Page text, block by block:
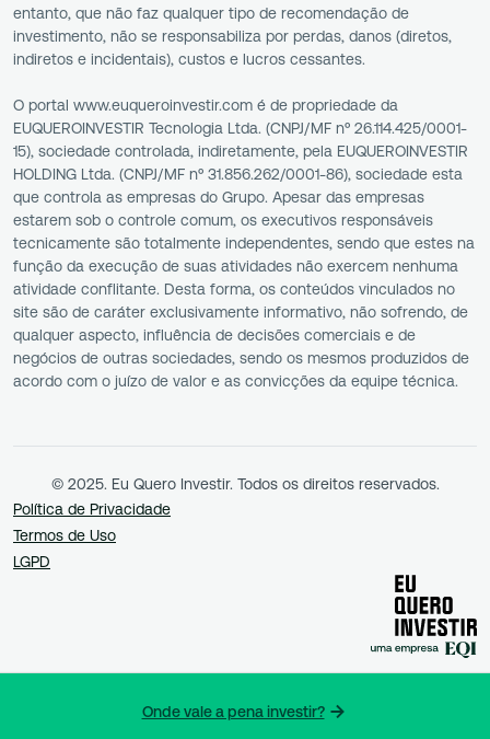
Onde vale a pena investir?
entanto, que não faz qualquer tipo de recomendação de
investimento, não se responsabiliza por perdas, danos (diretos,
indiretos e incidentais), custos e lucros cessantes.
O portal www.euqueroinvestir.com é de propriedade da
EUQUEROINVESTIR Tecnologia Ltda. (CNPJ/MF nº 26.114.425/0001-
15), sociedade controlada, indiretamente, pela EUQUEROINVESTIR
HOLDING Ltda. (CNPJ/MF nº 31.856.262/0001-86), sociedade esta
que controla as empresas do Grupo. Apesar das empresas
estarem sob o controle comum, os executivos responsáveis
tecnicamente são totalmente independentes, sendo que estes na
função da execução de suas atividades não exercem nenhuma
atividade conflitante. Desta forma, os conteúdos vinculados no
site são de caráter exclusivamente informativo, não sofrendo, de
qualquer aspecto, influência de decisões comerciais e de
negócios de outras sociedades, sendo os mesmos produzidos de
acordo com o juízo de valor e as convicções da equipe técnica.
© 2025. Eu Quero Investir. Todos os direitos reservados.
Política de Privacidade
Termos de Uso
LGPD